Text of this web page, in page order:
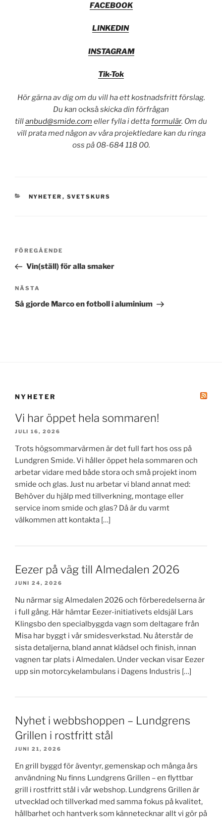
FACEBOOK
LINKEDIN
INSTAGRAM
Tik-Tok
Hör gärna av dig om du vill ha ett kostnadsfritt förslag.
Du kan ocksåskicka din förfrågan
tillanbud@smide.com eller fylla i dettaformulär. Om du
vill prata med någon av våra projektledare kan du ringa
oss på 08-684 118 00.
KATEGORIER
NYHETER , SVETSKURS
Inläggsnavigering
Föregående
inlägg
FÖREGÅENDE
Vin(ställ) för alla smaker
Nästa
inlägg
NÄSTA
Så gjorde Marco en fotboll i aluminium
NYHETER
Vi har öppet hela sommaren!
JULI 16, 2026
Trots högsommarvärmen är det full fart hos oss på
Lundgren Smide. Vi håller öppet hela sommaren och
arbetar vidare med både stora och små projekt inom
smide och glas. Just nu arbetar vi bland annat med:
Behöver du hjälp med tillverkning, montage eller
service inom smide och glas? Då är du varmt
välkommen att kontakta […]
Eezer på väg till Almedalen 2026
JUNI 24, 2026
Nu närmar sig Almedalen 2026 och förberedelserna är
i full gång. Här hämtar Eezer-initiativets eldsjäl Lars
Klingsbo den specialbyggda vagn som deltagare från
Misa har byggt i vår smidesverkstad. Nu återstår de
sista detaljerna, bland annat klädsel och finish, innan
vagnen tar plats i Almedalen. Under veckan visar Eezer
upp sin motorcykelambulans i Dagens Industris […]
Nyhet i webbshoppen – Lundgrens
Grillen i rostfritt stål
JUNI 21, 2026
En grill byggd för äventyr, gemenskap och många års
användning Nu finns Lundgrens Grillen – en flyttbar
grill i rostfritt stål i vår webshop. Lundgrens Grillen är
utvecklad och tillverkad med samma fokus på kvalitet,
hållbarhet och hantverk som kännetecknar allt vi gör på